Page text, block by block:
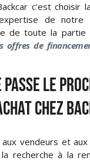
c'est choisir
de notre
de toute la partie
offres de
LE
CHEZ
aux vendeurs et
recherche à la